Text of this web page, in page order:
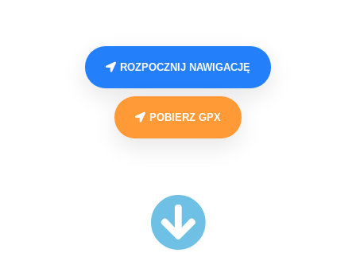
ROZPOCZNIJ NAWIGACJĘ
POBIERZ GPX